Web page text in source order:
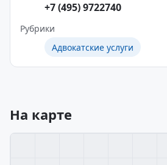
+7 (495) 9722740
Рубрики
Адвокатские услуги
На карте